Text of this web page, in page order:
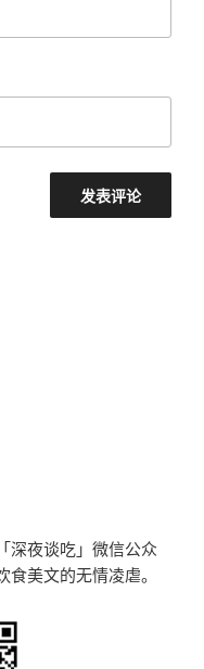
深夜谈吃」微信公众
美文的无情凌虐。